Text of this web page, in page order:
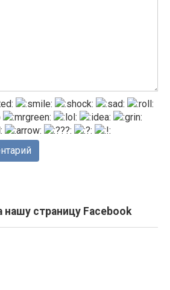
нашу страницу Facebook